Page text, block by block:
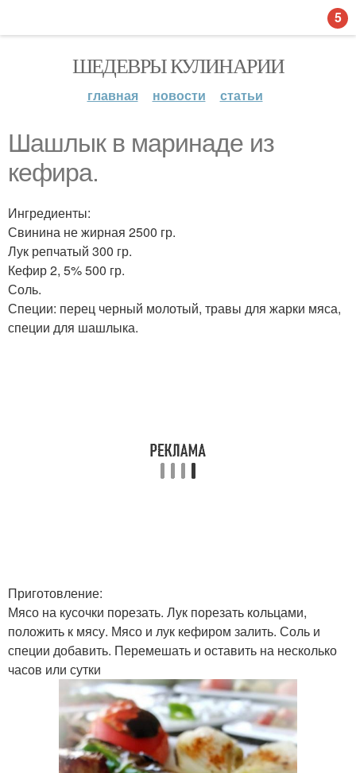
ШЕДЕВРЫ КУЛИНАРИИ
главная новости статьи
Шашлык в маринаде из
кефира.
Ингредиенты:
Свинина не жирная 2500 гр.
Лук репчатый 300 гр.
Кефир 2, 5% 500 гр.
Соль.
Специи: перец черный молотый, травы для жарки мяса,
специи для шашлыка.
Приготовление:
Мясо на кусочки порезать. Лук порезать кольцами,
положить к мясу. Мясо и лук кефиром залить. Соль и
специи добавить. Перемешать и оставить на несколько
часов или сутки
5